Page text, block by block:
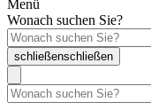
Menü
Wonach suchen Sie?
schließenschließen